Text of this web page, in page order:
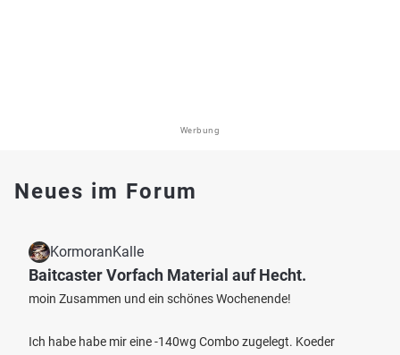
Werbung
Neues im Forum
KormoranKalle
Baitcaster Vorfach Material auf Hecht.
moin Zusammen und ein schönes Wochenende!
Ich habe habe mir eine -140wg Combo zugelegt. Koeder